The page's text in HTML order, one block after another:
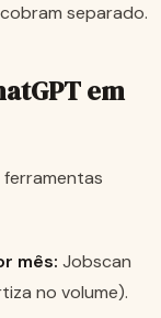
separado.
em
mês: Jobscan
no volume).